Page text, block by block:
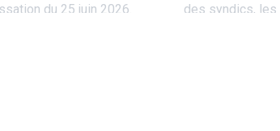
du 25 juin 2026.
des syndics,